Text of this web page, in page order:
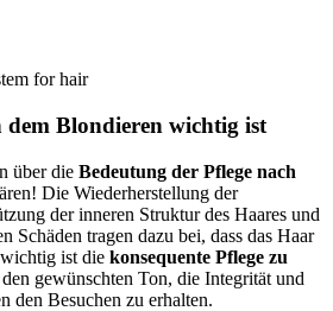
dem Blondieren wichtig ist
über die Bedeutung der Pflege nach
Die Wiederherstellung der
der inneren Struktur des Haares und
Schäden tragen dazu bei, dass das Haar
ist die konsequente Pflege zu
gewünschten Ton, die Integrität und
den Besuchen zu erhalten.